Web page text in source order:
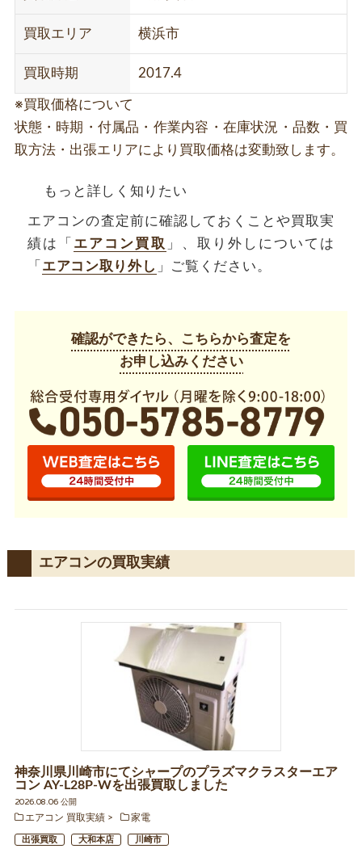
買取エリア 横浜市
買取時期 2017.4
※買取価格について
状態・時期・付属品・作業内容・在庫状況・品数・買
取方法・出張エリアにより買取価格は変動致します。
もっと詳しく知りたい
エアコンの査定前に確認しておくことや買取実
績は「 エアコン買取 」、取り外しについては
「 エアコン取り外し 」ご覧ください。
確認ができたら、こちらから査定を
お申し込みください
エアコンの買取実績
神奈川県川崎市にてシャープのプラズマクラスターエア
コン AY-L28P-Wを出張買取しました
2026.08.06 公開
エアコン 買取実績
家電
出張買取 大和本店 川崎市